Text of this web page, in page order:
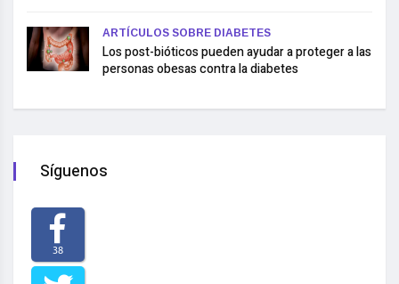
ARTÍCULOS SOBRE DIABETES
Los post-bióticos pueden ayudar a proteger a las
personas obesas contra la diabetes
Síguenos
38